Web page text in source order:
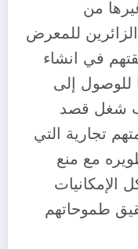
من
للمعرض
في انشاء
للوصول إلى
شغل قصد
تجارية التي
مع منع
الإمكانيات
طموحاتهم